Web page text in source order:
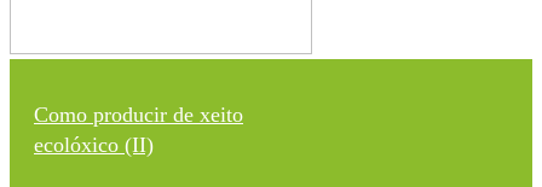
Como producir de xeito
ecolóxico (II)